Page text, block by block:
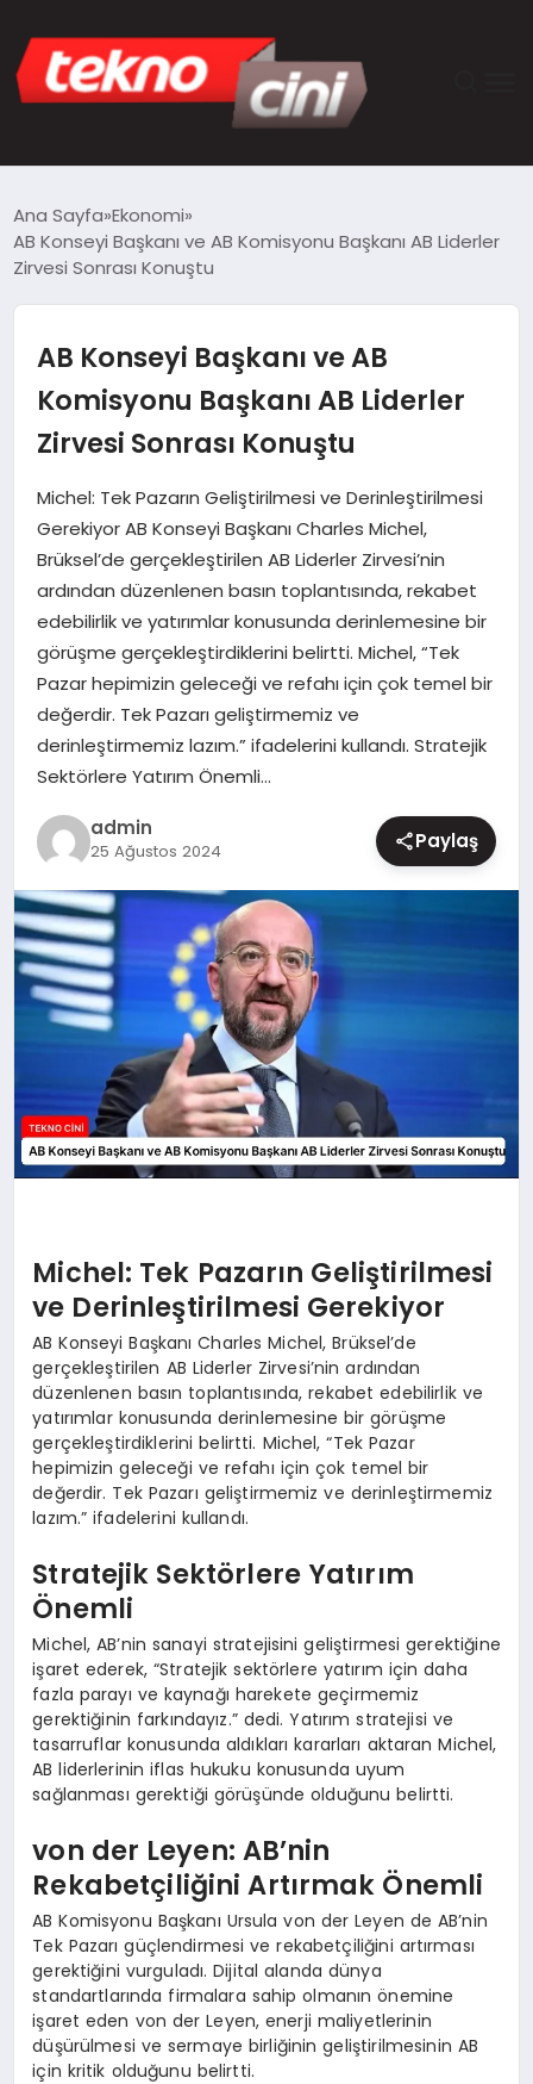
TEKNOLOJI
SAĞLIK
DÜNYA
MAGAZIN
Ana Sayfa Ekonomi
AB Konseyi Başkanı ve AB Komisyonu Başkanı AB Liderler
Zirvesi Sonrası Konuştu
AB Konseyi Başkanı ve AB
Komisyonu Başkanı AB Liderler
Zirvesi Sonrası Konuştu
Michel: Tek Pazarın Geliştirilmesi ve Derinleştirilmesi
Gerekiyor AB Konseyi Başkanı Charles Michel,
Brüksel’de gerçekleştirilen AB Liderler Zirvesi’nin
ardından düzenlenen basın toplantısında, rekabet
edebilirlik ve yatırımlar konusunda derinlemesine bir
görüşme gerçekleştirdiklerini belirtti. Michel, “Tek
Pazar hepimizin geleceği ve refahı için çok temel bir
değerdir. Tek Pazarı geliştirmemiz ve
derinleştirmemiz lazım.” ifadelerini kullandı. Stratejik
Sektörlere Yatırım Önemli…
admin
25 Ağustos 2024 Paylaş
Michel: Tek Pazarın Geliştirilmesi
ve Derinleştirilmesi Gerekiyor
AB Konseyi Başkanı Charles Michel, Brüksel’de
gerçekleştirilen AB Liderler Zirvesi’nin ardından
düzenlenen basın toplantısında, rekabet edebilirlik ve
yatırımlar konusunda derinlemesine bir görüşme
gerçekleştirdiklerini belirtti. Michel, “Tek Pazar
hepimizin geleceği ve refahı için çok temel bir
değerdir. Tek Pazarı geliştirmemiz ve derinleştirmemiz
lazım.” ifadelerini kullandı.
Stratejik Sektörlere Yatırım
Önemli
Michel, AB’nin sanayi stratejisini geliştirmesi gerektiğine
işaret ederek, “Stratejik sektörlere yatırım için daha
fazla parayı ve kaynağı harekete geçirmemiz
gerektiğinin farkındayız.” dedi. Yatırım stratejisi ve
tasarruflar konusunda aldıkları kararları aktaran Michel,
AB liderlerinin iflas hukuku konusunda uyum
sağlanması gerektiği görüşünde olduğunu belirtti.
von der Leyen: AB’nin
Rekabetçiliğini Artırmak Önemli
AB Komisyonu Başkanı Ursula von der Leyen de AB’nin
Tek Pazarı güçlendirmesi ve rekabetçiliğini artırması
gerektiğini vurguladı. Dijital alanda dünya
standartlarında firmalara sahip olmanın önemine
işaret eden von der Leyen, enerji maliyetlerinin
düşürülmesi ve sermaye birliğinin geliştirilmesinin AB
için kritik olduğunu belirtti.